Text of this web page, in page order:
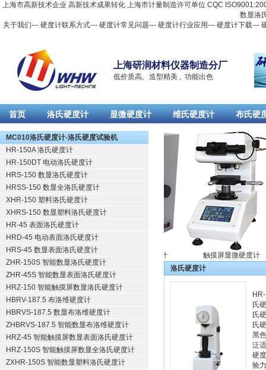
上海市高新技术企业 高新技术成果转化 上海市计量制造许可单位 CQC
数显洛
关于我们---硬度计联系方式---硬度计常见问题---硬度计行业应用---硬度计下载---
上海研润材料仪器制造分厂
低价质高, 造型精美 , 功能出色
首页 洛氏硬度计 显微硬度计 维氏硬度计
布氏硬
Русский
MC010洛氏硬度计-洛氏硬度试验机
HR-150A 洛氏硬度计
HR-150DT 电动洛氏硬度计
HRS-150 数显洛氏硬度计
HRSS-150 数显全洛氏硬度计
XHR-150 塑料洛氏硬度计
XHRS-150 数显塑料洛氏硬度计
HR-45 表面洛氏硬度计
HRD-45 电动表面洛氏硬度计
HRS-45 数显表面洛氏硬度计
ZHR-150S 智能数显洛氏硬度计
ZHR-45S 智能数显表面洛氏硬度计
HRZ-150 智能触摸屏数显洛氏硬度计
HBRV-187.5 布洛维硬度计
HBRVS-187.5 数显布洛维硬度计
ZHBRVS-187.5 智能数显布洛维硬度计
HRZ-45 智能触摸屏数显表面洛氏硬度计
HRZ-150S 智能触摸屏数显全洛氏硬度计
ZXHR-150S 智能数显塑料洛氏硬度计
触摸屏显微硬度计
洛氏硬度计
氏
氏
氏
黑
泛
硬
验